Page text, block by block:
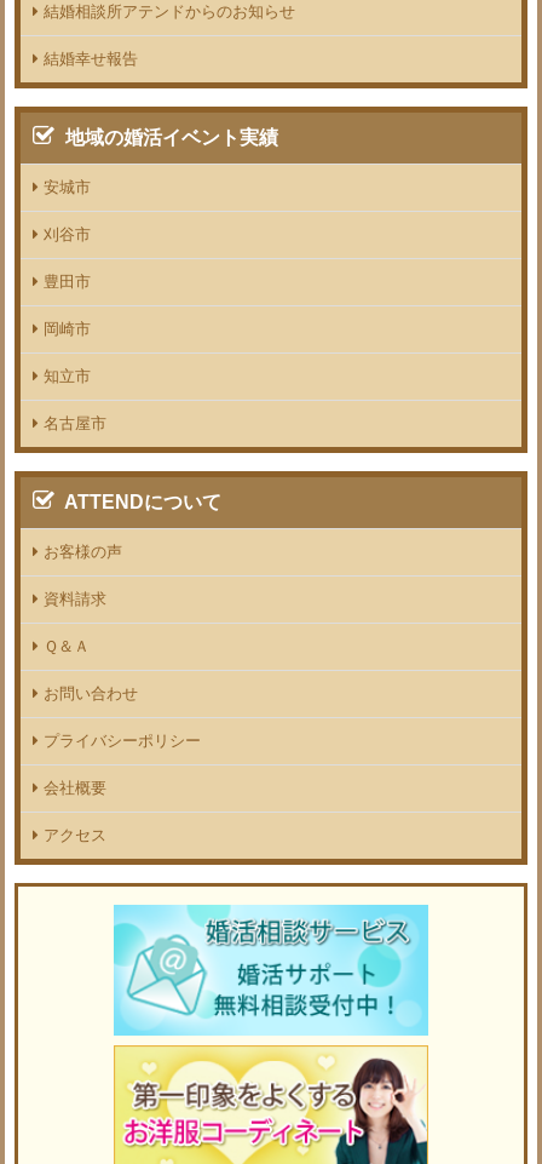
結婚相談所アテンドからのお知らせ
結婚幸せ報告
地域の婚活イベント実績
安城市
刈谷市
豊田市
岡崎市
知立市
名古屋市
ATTENDについて
お客様の声
資料請求
Ｑ＆Ａ
お問い合わせ
プライバシーポリシー
会社概要
アクセス